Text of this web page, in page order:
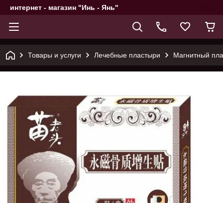
интернет - магазин "Инь - Янь"
Товары и услуги Лечебные пластыри Магнитный